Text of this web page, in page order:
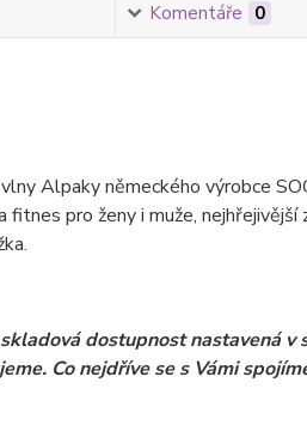
Komentáře 0
Alpaky německého výrobce
pro ženy i muže,
dostupnost nastavená v
Co nejdříve se s Vámi